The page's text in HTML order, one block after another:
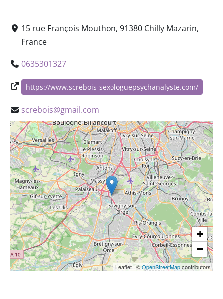
15 rue François Mouthon, 91380 Chilly Mazarin,
France
0635301327
https://www.screbois-sexologuepsychanalyste.com/
screbois@gmail.com
+
−
Leaflet | ©OpenStreetMapcontributors